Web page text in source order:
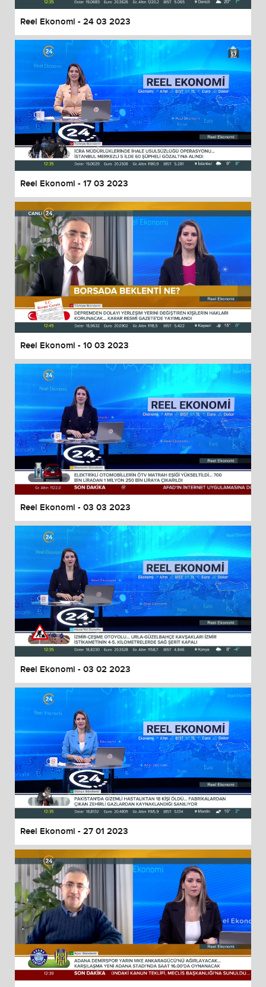
Reel Ekonomi - 24 03 2023
Reel Ekonomi - 17 03 2023
Reel Ekonomi - 10 03 2023
Reel Ekonomi - 03 03 2023
Reel Ekonomi - 03 02 2023
Reel Ekonomi - 27 01 2023